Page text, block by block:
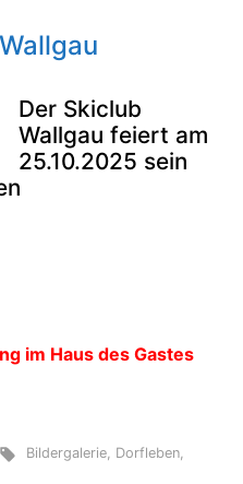
Der Skiclub
Wallgau feiert am
25.10.2025 sein
im Haus des Gastes
Bildergalerie, Dorfleben,